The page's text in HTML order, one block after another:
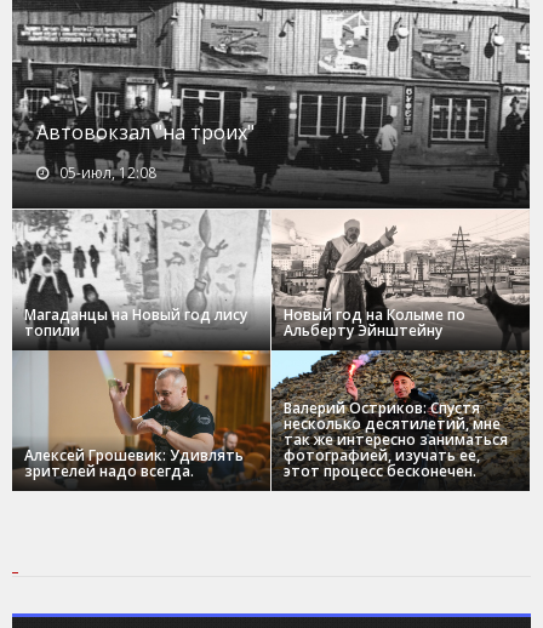
Автовокзал "на троих"
05-июл, 12:08
Магаданцы на Новый год лису
топили
Новый год на Колыме по
Альберту Эйнштейну
Алексей Грошевик: Удивлять
зрителей надо всегда.
Валерий Остриков: Спустя
несколько десятилетий, мне
так же интересно заниматься
фотографией, изучать ее,
этот процесс бесконечен.